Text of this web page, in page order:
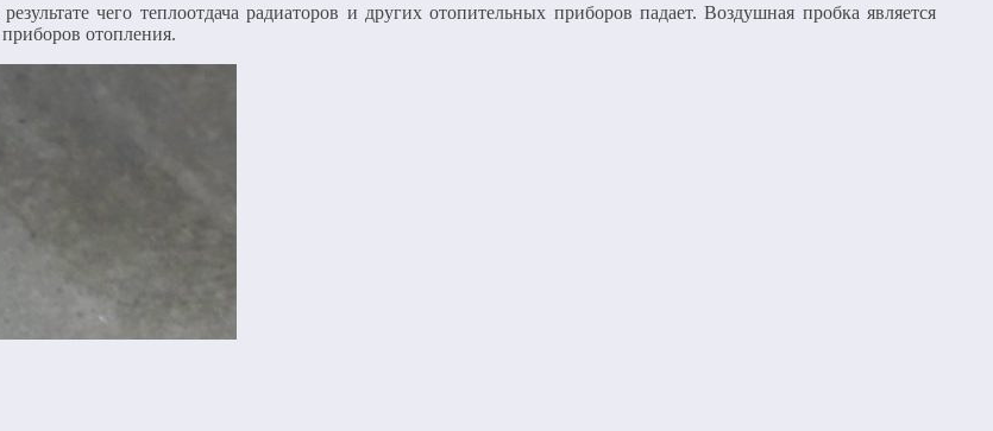
чего теплоотдача радиаторов и других отопительных приборов падает. Воздушная пробка является
отопления.